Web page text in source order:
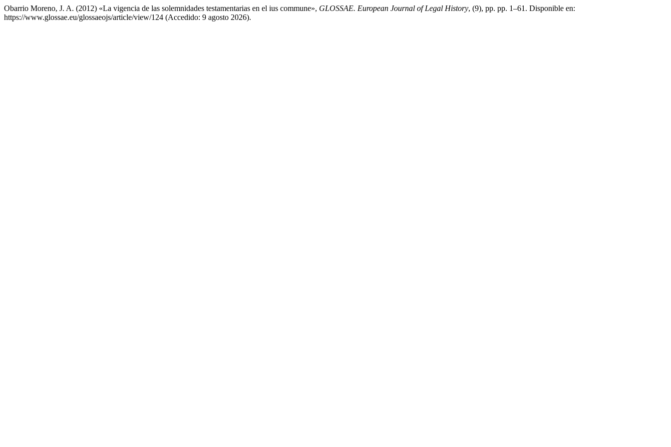
Obarrio Moreno, J. A. (2012) «La vigencia de las solemnidades testamentarias en el ius commune», GLOSSAE. European Journal of Legal History, (9), pp. pp. 1–61. Disponible en:
https://www.glossae.eu/glossaeojs/article/view/124 (Accedido: 9 agosto 2026).